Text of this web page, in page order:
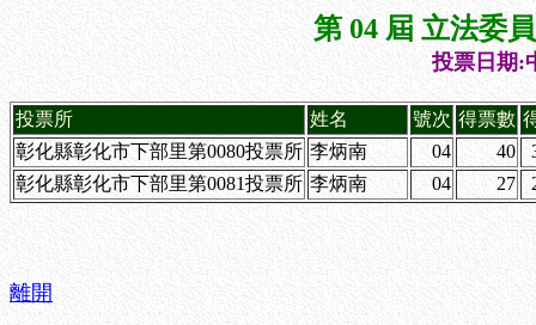
第 04 屆 立法委
投票日期:
投票所 姓名 號次 得票數
彰化縣彰化市下部里第0080投票所 李炳南 04 40
彰化縣彰化市下部里第0081投票所 李炳南 04 27
離開